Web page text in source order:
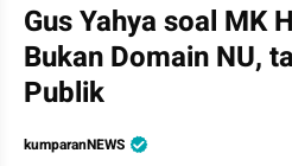
Gus Yahya soal MK
Bukan Domain NU,
Publik
kumparanNEWS